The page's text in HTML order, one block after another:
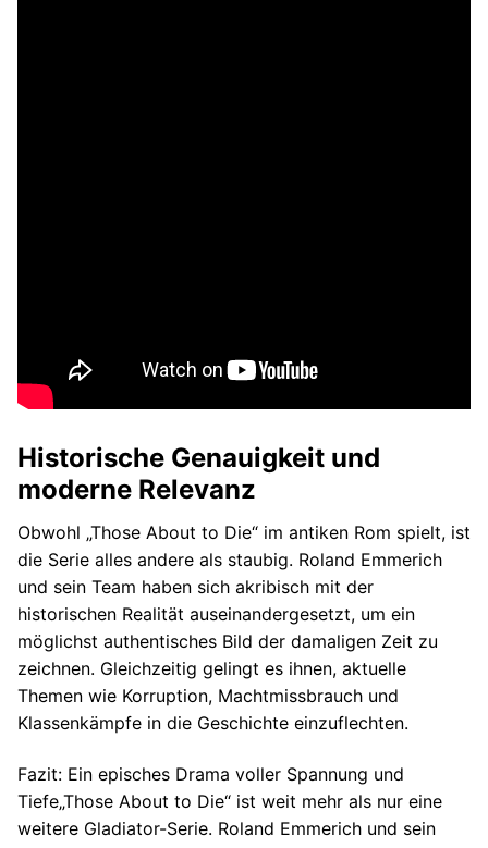
Historische Genauigkeit und
moderne Relevanz
Obwohl „Those About to Die“ im antiken Rom spielt, ist
die Serie alles andere als staubig. Roland Emmerich
und sein Team haben sich akribisch mit der
historischen Realität auseinandergesetzt, um ein
möglichst authentisches Bild der damaligen Zeit zu
zeichnen. Gleichzeitig gelingt es ihnen, aktuelle
Themen wie Korruption, Machtmissbrauch und
Klassenkämpfe in die Geschichte einzuflechten.
Fazit: Ein episches Drama voller Spannung und
Tiefe„Those About to Die“ ist weit mehr als nur eine
weitere Gladiator-Serie. Roland Emmerich und sein